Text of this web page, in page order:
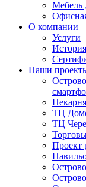
Мебель
О компании
Услуги
История
Наши
ТЦ
ТЦ
Проект